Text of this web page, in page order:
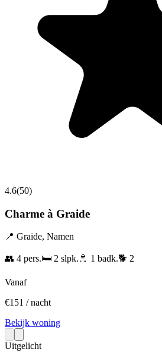
4.6(50)
Charme à Graide
📍 Graide, Namen
👥 4 pers.🛏️ 2 slpk. 🚿 1 badk.🐕 2
Vanaf
€151 / nacht
Bekijk woning
Uitgelicht